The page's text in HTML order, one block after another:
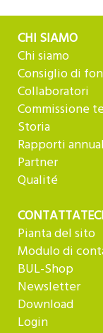
CHI SIAMO
Chi siamo
Consiglio di
Collaboratori
Commissione
Storia
Rapporti
Partner
Qualité
CONTATTATECI
Pianta del sito
Modulo di
BUL-Shop
Newsletter
Download
Login